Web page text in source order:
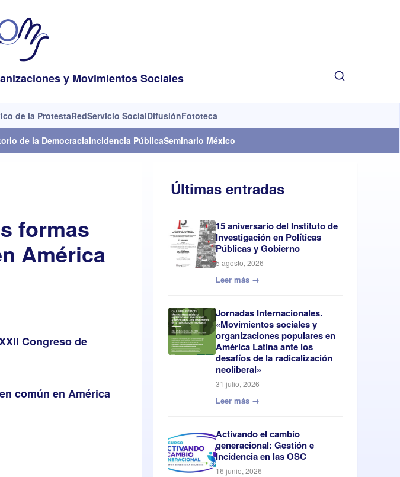
y Movimientos Sociales
de la ProtestaRedServicio SocialDifusiónFototeca
de la DemocraciaIncidencia PúblicaSeminario México
formas
América
Congreso de
común en América
Últimas entradas
15 aniversario del Instituto de
Investigación en Políticas
Públicas y Gobierno
5 agosto, 2026
Leer más →
Jornadas Internacionales.
«Movimientos sociales y
organizaciones populares en
América Latina ante los
desafíos de la radicalización
neoliberal»
31 julio, 2026
Leer más →
Activando el cambio
generacional: Gestión e
Incidencia en las OSC
16 junio, 2026